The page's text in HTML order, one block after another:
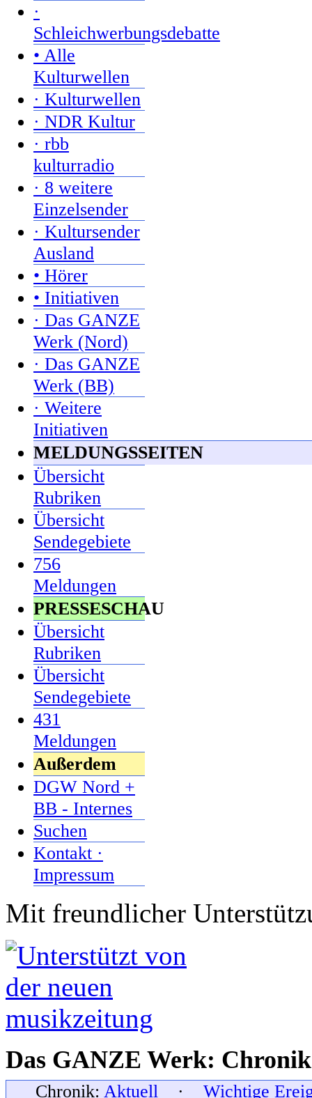
·
Schleichwerbungsdebatte
• Alle
Kulturwellen
· Kulturwellen
· NDR Kultur
· rbb
kulturradio
· 8 weitere
Einzelsender
· Kultursender
Ausland
• Hörer
• Initiativen
· Das GANZE
Werk (Nord)
· Das GANZE
Werk (BB)
· Weitere
Initiativen
MELDUNGSSEITEN
Übersicht
Rubriken
Übersicht
Sendegebiete
756
Meldungen
PRESSESCHAU
Übersicht
Rubriken
Übersicht
Sendegebiete
431
Meldungen
Außerdem
DGW Nord +
BB - Internes
Suchen
Kontakt ·
Impressum
Mit freundlicher
Das GANZE Werk:
Chronik: Aktuell · Wichtige